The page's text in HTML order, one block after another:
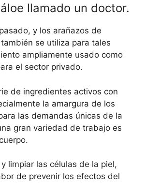
llamado un doctor.
y los arañazos de
se utiliza para tales
ampliamente usado como
el sector privado.
de ingredientes activos con
la amargura de los
las demandas únicas de la
gran variedad de trabajo es
limpiar las células de la piel,
de prevenir los efectos del